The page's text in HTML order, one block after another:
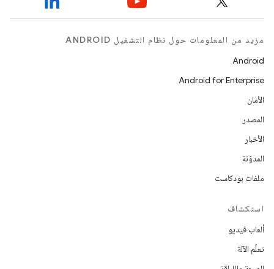
مزيد من المعلومات حول نظام التشغيل ANDROID
Android
Android for Enterprise
الأمان
المصدر
الأخبار
المدوّنة
ملفات بودكاست
استكشاف
ألعاب فيديو
تعلُم الآلة